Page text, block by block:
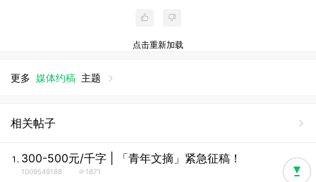
点击重新加载
更多 媒体约稿 主题
相关帖子
300-500元/千字 | 「青年文摘」紧急征稿！
1009549188 1871